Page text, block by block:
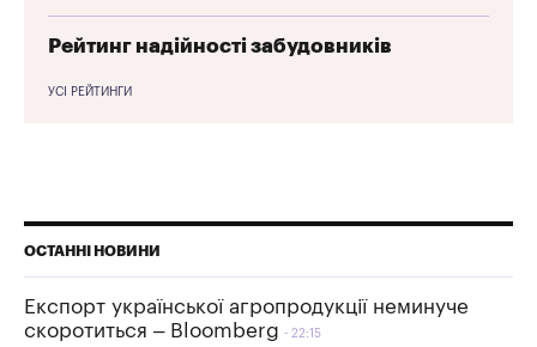
Рейтинг надійності забудовників
УСІ РЕЙТИНГИ
ОСТАННІ НОВИНИ
Експорт української агропродукції неминуче
скоротиться – Bloomberg
22:15